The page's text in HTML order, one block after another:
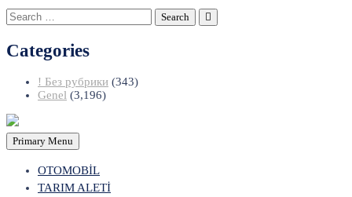
Search
for:
Categories
! Без рубрики (343)
Genel (3,196)
Primary Menu
OTOMOBİL
TARIM ALETİ